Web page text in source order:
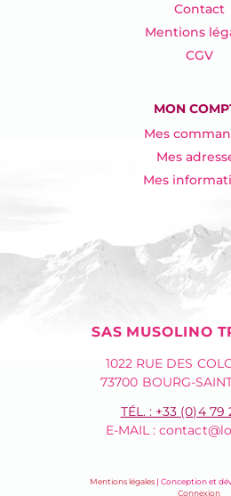
Contact
Mentions
CGV
MON
Mes
Mes
Mes
SAS MUSOLINO
1022 RUE DES
73700 BOURG-
TÉL. : +33 (0)4 79
E-MAIL :
Mentions légales | Conception et
Connexion